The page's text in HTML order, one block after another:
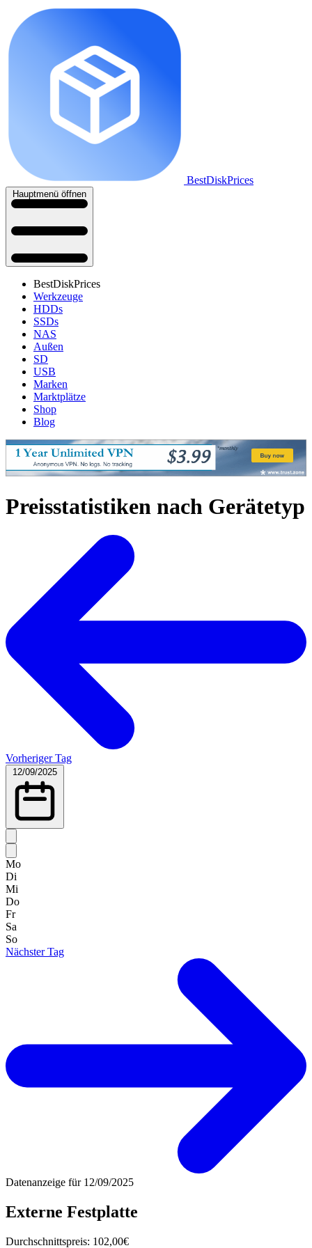
BestDiskPrices
Hauptmenü öffnen
BestDiskPrices
Werkzeuge
HDDs
SSDs
NAS
Außen
SD
USB
Marken
Marktplätze
Shop
Blog
Preisstatistiken nach Gerätetyp
Vorheriger Tag
12/09/2025
Mo
Di
Mi
Do
Fr
Sa
So
Nächster Tag
Datenanzeige für 12/09/2025
Externe Festplatte
Durchschnittspreis: 102,00€